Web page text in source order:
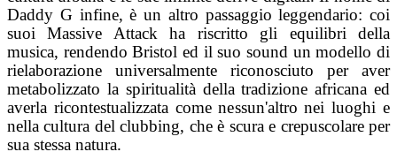
Daddy G infine, è un altro passaggio leggendario: coi
suoi Massive Attack ha riscritto gli equilibri della
musica, rendendo Bristol ed il suo sound un modello di
rielaborazione universalmente riconosciuto per aver
metabolizzato la spiritualità della tradizione africana ed
averla ricontestualizzata come nessun'altro nei luoghi e
nella cultura del clubbing, che è scura e crepuscolare per
sua stessa natura.